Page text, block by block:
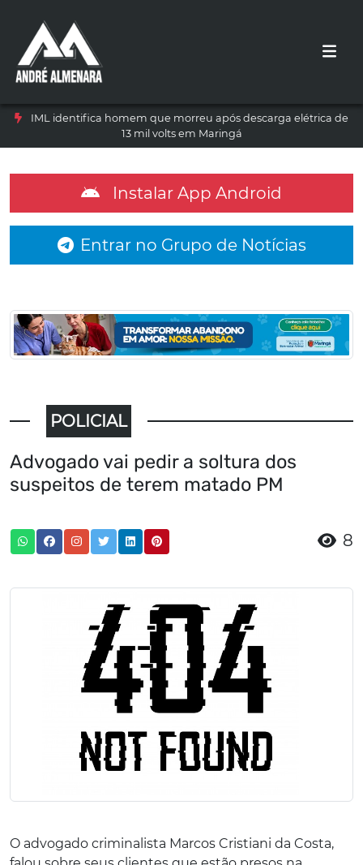
IML identifica homem que morreu após descarga elétrica de
13 mil volts em Maringá
Instalar App Android
Entrar no Grupo de Notícias
POLICIAL
Advogado vai pedir a soltura dos
suspeitos de terem matado PM
8
O advogado criminalista Marcos Cristiani da Costa,